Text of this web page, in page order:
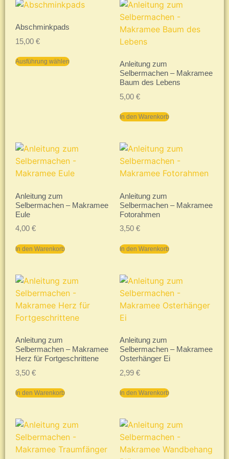
Abschminkpads
15,00 €
Ausführung wählen
Anleitung zum
Selbermachen – Makramee
Baum des Lebens
5,00 €
In den Warenkorb
Anleitung zum
Selbermachen – Makramee
Eule
4,00 €
In den Warenkorb
Anleitung zum
Selbermachen – Makramee
Fotorahmen
3,50 €
In den Warenkorb
Anleitung zum
Selbermachen – Makramee
Herz für Fortgeschrittene
3,50 €
In den Warenkorb
Anleitung zum
Selbermachen – Makramee
Osterhänger Ei
2,99 €
In den Warenkorb